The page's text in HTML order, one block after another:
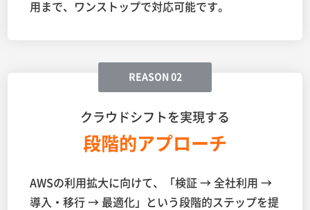
用まで、ワンストップで対応可能です。
REASON 02
クラウドシフトを実現する
段階的アプローチ
AWSの利用拡大に向けて、「検証 → 全社利用 →
導入・移行 → 最適化」という段階的ステップを提